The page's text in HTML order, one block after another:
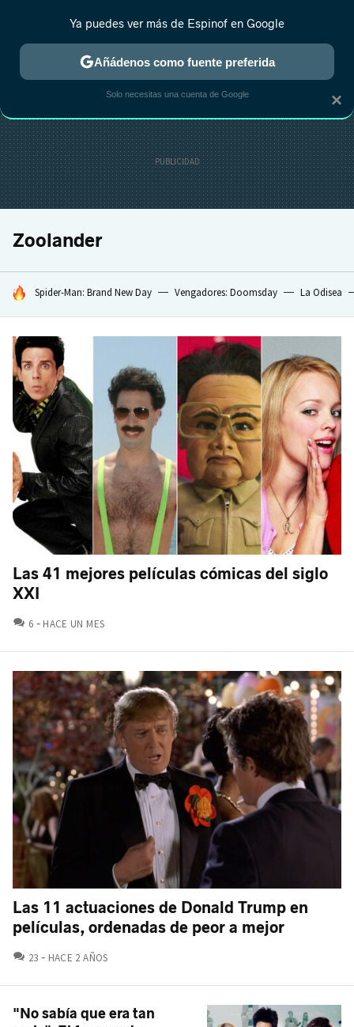
ESTRENOS REALITY ANIME RANKINGS CINE
Zoolander
HOY SE HABLA DE
Spider-Man: Brand New Day Vengadores: Doomsday La Odisea
Las 41 mejores películas cómicas del siglo
XXI
6 COMENTARIOS
HACE UN MES
Las 11 actuaciones de Donald Trump en
películas, ordenadas de peor a mejor
23 COMENTARIOS
HACE 2 AÑOS
"No sabía que era tan
×
Ya puedes ver más de Espinof en Google
Añádenos como fuente preferida
Solo necesitas una cuenta de Google